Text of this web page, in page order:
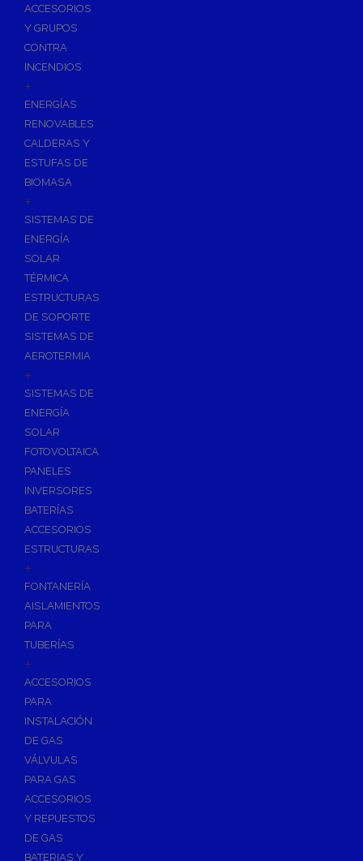
ACCESORIOS
Y GRUPOS
CONTRA
INCENDIOS
+
ENERGÍAS
RENOVABLES
CALDERAS Y
ESTUFAS DE
BIOMASA
+
SISTEMAS DE
ENERGÍA
SOLAR
TÉRMICA
ESTRUCTURAS
DE SOPORTE
SISTEMAS DE
AEROTERMIA
+
SISTEMAS DE
ENERGÍA
SOLAR
FOTOVOLTAICA
PANELES
INVERSORES
BATERÍAS
ACCESORIOS
ESTRUCTURAS
+
FONTANERÍA
AISLAMIENTOS
PARA
TUBERÍAS
+
ACCESORIOS
PARA
INSTALACIÓN
DE GAS
VÁLVULAS
PARA GAS
ACCESORIOS
Y REPUESTOS
DE GAS
BATERIAS Y